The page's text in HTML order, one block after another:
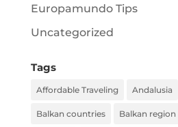
Europamundo Tips
Uncategorized
Tags
Affordable Traveling Andalusia
Balkan countries Balkan region